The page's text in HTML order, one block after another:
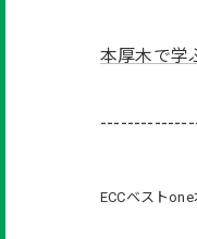
本厚木で学
ECCベスト